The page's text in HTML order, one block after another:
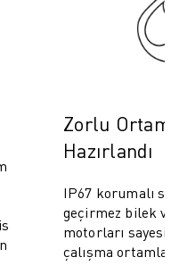
FABRIKA ÇÖZÜMLERI
Zorlu
Hazırlandı
IP67 korumalı su
geçirmez bilek ve
motorları
çalışma